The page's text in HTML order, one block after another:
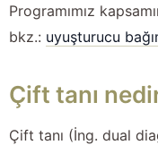
Programımız
bkz.: uyuşturucu
Çift tanı
Çift tanı (İng. dual